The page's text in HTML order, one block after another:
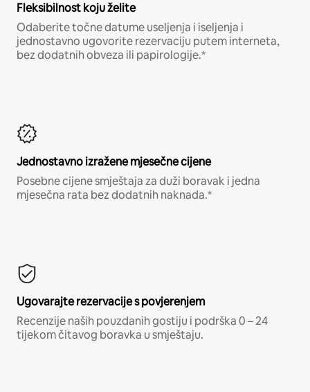
Fleksibilnost koju želite
Odaberite točne datume useljenja i iseljenja i
jednostavno ugovorite rezervaciju putem interneta,
bez dodatnih obveza ili papirologije.*
Jednostavno izražene mjesečne cijene
Posebne cijene smještaja za duži boravak i jedna
mjesečna rata bez dodatnih naknada.*
Ugovarajte rezervacije s povjerenjem
Recenzije naših pouzdanih gostiju i podrška 0 – 24
tijekom čitavog boravka u smještaju.